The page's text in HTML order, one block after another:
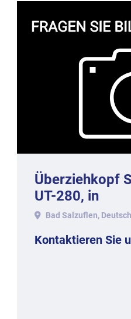
Überziehkopf
UT-280, in
Bad Salzuflen,
Kontaktieren Sie